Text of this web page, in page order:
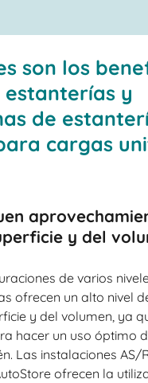
son los
estanterías y
de
cargas
y del
de varios
ofrecen un alto nivel
y del volumen, ya
hacer un uso óptimo
Las instalaciones AS/
ofrecen la